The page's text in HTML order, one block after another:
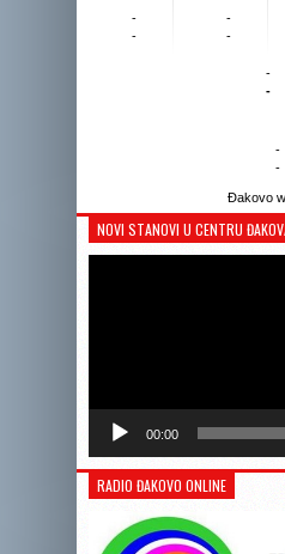
-
-
-
-
-
-
-
-
Đakovo
NOVI STANOVI U CENTRU
00:00
RADIO ĐAKOVO ONLINE